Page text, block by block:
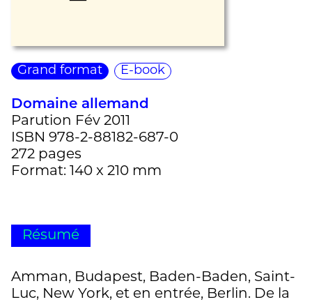
Grand format E-book
Domaine allemand
Parution Fév 2011
ISBN 978-2-88182-687-0
272 pages
Format: 140 x 210 mm
Résumé
Amman, Budapest, Baden-Baden, Saint-
Luc, New York, et en entrée, Berlin. De la